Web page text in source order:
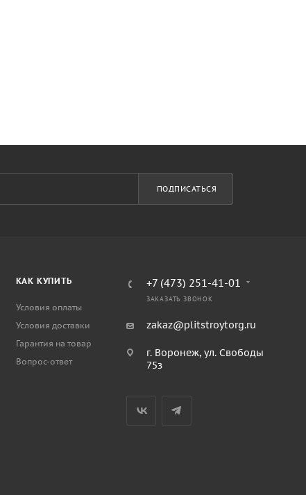
ПОДПИСАТЬСЯ
КАК КУПИТЬ
Условия оплаты
Условия доставки
Гарантия на товар
Вопрос-ответ
+7 (473) 251-41-01
ЗАКАЗАТЬ ЗВОНОК
zakaz@plitstroytorg.ru
г. Воронеж, ул. Свободы
75з